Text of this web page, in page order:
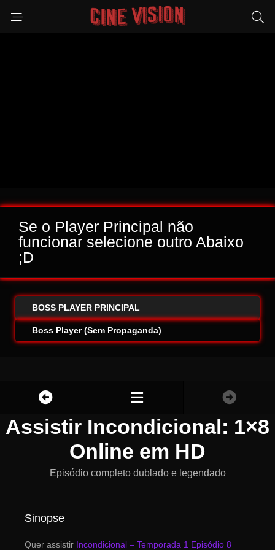
Se o Player Principal não
funcionar selecione outro Abaixo
;D
BOSS PLAYER PRINCIPAL
Boss Player (Sem Propaganda)
Assistir Incondicional: 1×8
Online em HD
Episódio completo dublado e legendado
Sinopse
Quer assistir Incondicional – Temporada 1 Episódio 8